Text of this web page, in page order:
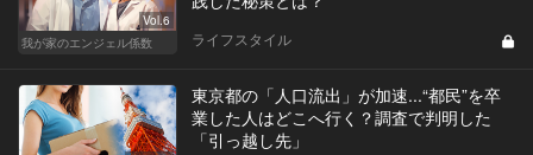
Vol.6
我が家のエンジェル係数
ライフスタイル
東京都の「人口流出」が加速...“都民”を卒
業した人はどこへ行く？調査で判明した
「引っ越し先」